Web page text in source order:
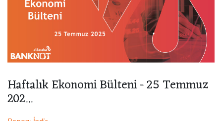
Haftalık Ekonomi Bülteni - 25 Temmuz
202...